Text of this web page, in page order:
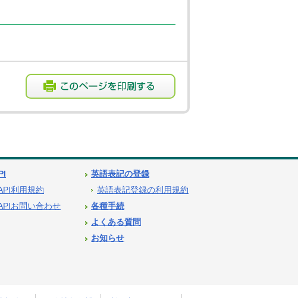
利用規約
お問い合わせ
英語表記の登録
英語表記登録の利用規約
各種手続
よくある質問
お知らせ